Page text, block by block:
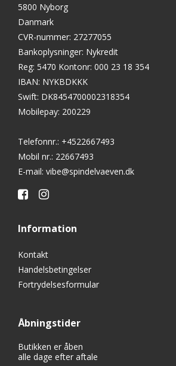
5800 Nyborg
Danmark
CVR-nummer: 27277055
Bankoplysninger: Nykredit
Reg: 5470 Kontonr: 000 23 18 354
IBAN: NYKBDKKK
Swift: DK8454700002318354
Mobilepay: 200229
Telefonnr.: +4522667493
Mobil nr.: 22667493
E-mail: vibe@spindelvaeven.dk
Information
Kontakt
Handelsbetingelser
Fortrydelsesformular
Åbningstider
Butikken er åben
alle dage efter aftale